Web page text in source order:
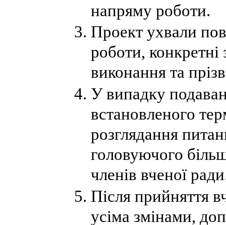
напряму роботи.
Проект ухвали
роботи, конкретні
виконання та
У випадку
встановленого
розглядання
головуючого
членів вченої
Після прийняття
усіма змінами,